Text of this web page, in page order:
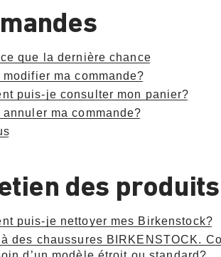
ce que la dernière chance
modifier ma commande?
puis-je consulter mon panier?
annuler ma commande?
des produits
puis-je nettoyer mes Birkenstock?
des chaussures BIRKENSTOCK.